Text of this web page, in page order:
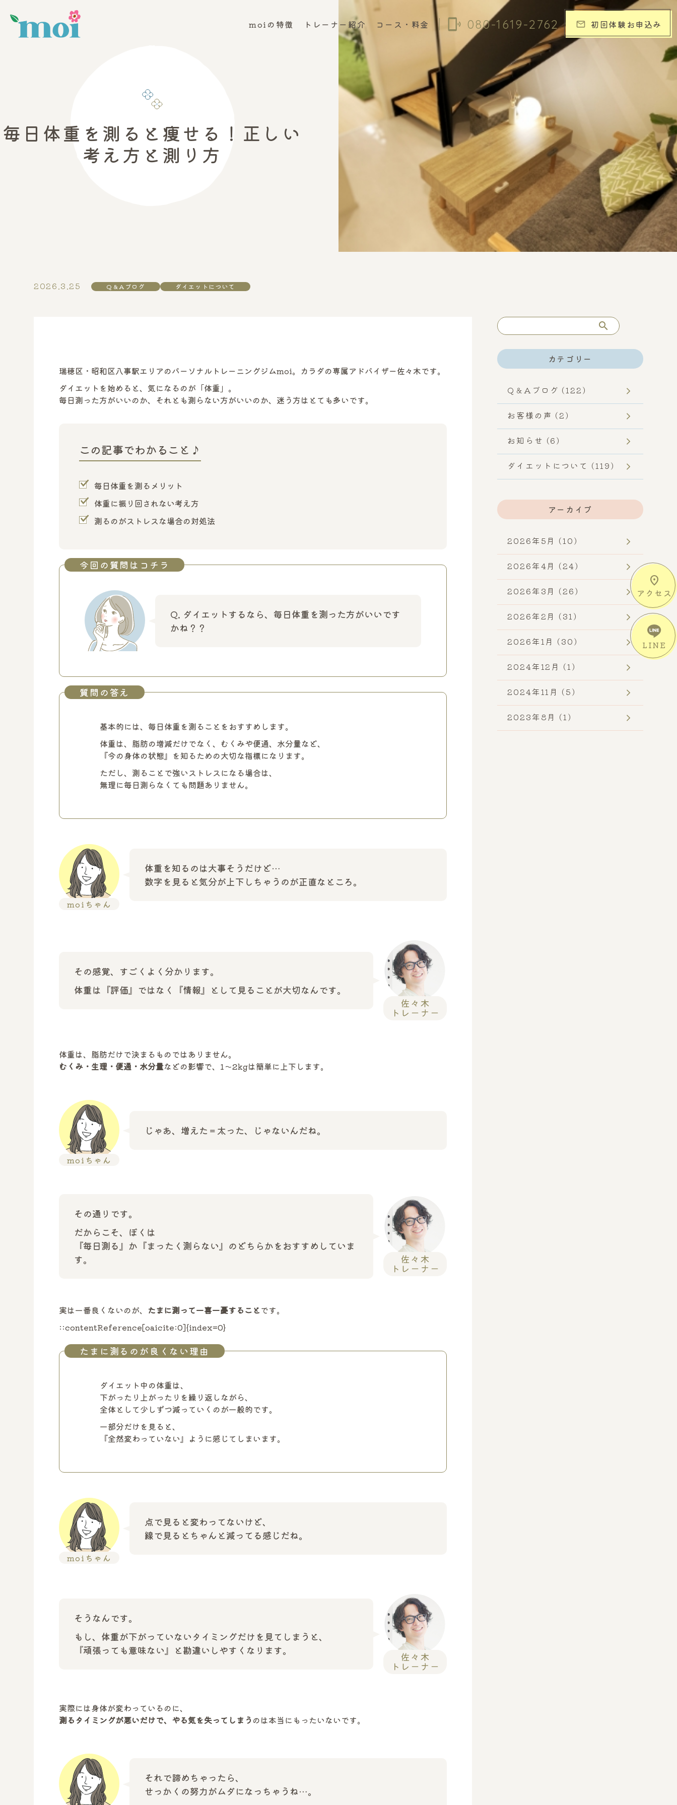
moiの特徴 トレーナー紹介 コース・料金 phonelink_ring 080-1619-2762 email 初回体験お申込み
location_on
アクセス
LINE
毎日体重を測ると痩せる！正しい
考え方と測り方
2026.3.25 Q＆Aブログ ダイエットについて
瑞穂区・昭和区八事駅エリアのパーソナルトレーニングジムmoi。カラダの専属アドバイザー佐々木です。
ダイエットを始めると、気になるのが「体重」。
毎日測った方がいいのか、それとも測らない方がいいのか、迷う方はとても多いです。
この記事でわかること♪
毎日体重を測るメリット
体重に振り回されない考え方
測るのがストレスな場合の対処法
Q. ダイエットするなら、毎日体重を測った方がいいです
かね？？
今回の質問はコチラ
基本的には、毎日体重を測ることをおすすめします。
体重は、脂肪の増減だけでなく、むくみや便通、水分量など、
『今の身体の状態』を知るための大切な指標になります。
ただし、測ることで強いストレスになる場合は、
無理に毎日測らなくても問題ありません。
質問の答え
moiちゃん
体重を知るのは大事そうだけど…
数字を見ると気分が上下しちゃうのが正直なところ。
その感覚、すごくよく分かります。
体重は『評価』ではなく『情報』として見ることが大切なんです。
体重は、脂肪だけで決まるものではありません。
むくみ・生理・便通・水分量などの影響で、1〜2kgは簡単に上下します。
moiちゃん
じゃあ、増えた＝太った、じゃないんだね。
その通りです。
だからこそ、ぼくは
『毎日測る』か『まったく測らない』のどちらかをおすすめしていま
す。
実は一番良くないのが、 たまに測って一喜一憂することです。
::contentReference[oaicite:0]{index=0}
ダイエット中の体重は、
下がったり上がったりを繰り返しながら、
全体として少しずつ減っていくのが一般的です。
一部分だけを見ると、
『全然変わっていない』ように感じてしまいます。
たまに測るのが良くない理由
moiちゃん
点で見ると変わってないけど、
線で見るとちゃんと減ってる感じだね。
そうなんです。
もし、体重が下がっていないタイミングだけを見てしまうと、
『頑張っても意味ない』と勘違いしやすくなります。
実際には身体が変わっているのに、
測るタイミングが悪いだけで、やる気を失ってしまう のは本当にもったいないです。
それで諦めちゃったら、
せっかくの努力がムダになっちゃうね…。
検
索
カテゴリー
Q＆Aブログ (122)
お客様の声 (2)
お知らせ (6)
ダイエットについて (119)
アーカイブ
2026年5月 (10)
2026年4月 (24)
2026年3月 (26)
2026年2月 (31)
2026年1月 (30)
2024年12月 (1)
2024年11月 (5)
2023年8月 (1)